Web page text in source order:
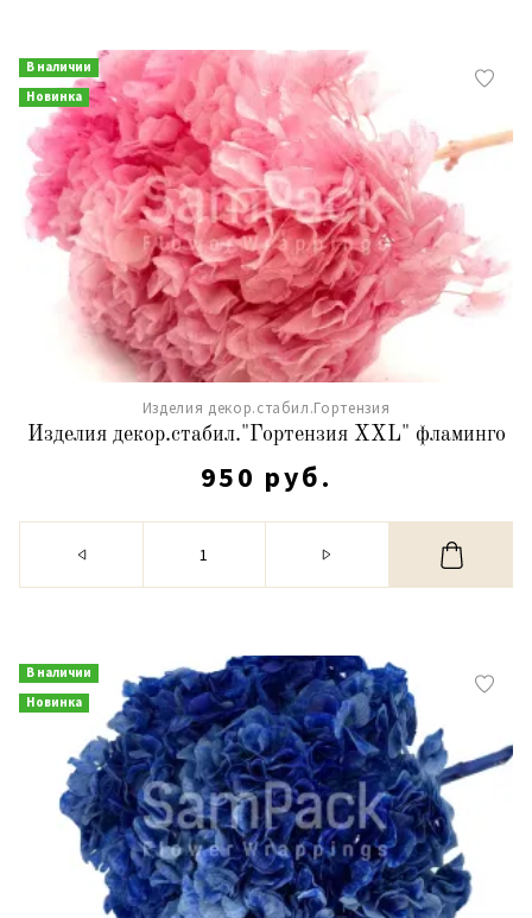
В наличии
Новинка
Изделия декор.стабил.Гортензия
Изделия декор.стабил."Гортензия XXL" фламинго
950 руб.
В наличии
Новинка